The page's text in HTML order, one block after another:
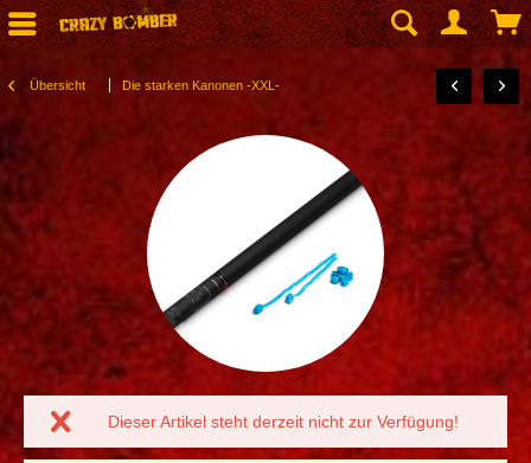
Übersicht Die starken Kanonen -XXL-
Dieser Artikel steht derzeit nicht zur Verfügung!